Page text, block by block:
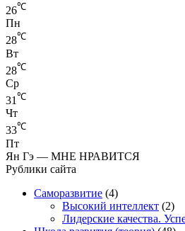
26℃
Пн
28℃
Вт
28℃
Ср
31 ℃
Чт
33℃
Пт
Ян Гэ — МНЕ НРАВИТСЯ
Рублики сайта
Саморазвитие (4)
Высокий интеллект (2)
Лидерские качества.